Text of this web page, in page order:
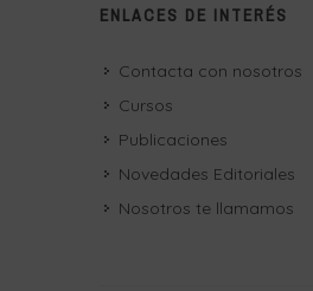
ENLACES DE INTERÉS
Contacta con nosotros
Cursos
Publicaciones
Novedades Editoriales
Nosotros te llamamos